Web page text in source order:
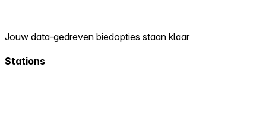
Jouw data-gedreven biedopties staan klaar
Stations